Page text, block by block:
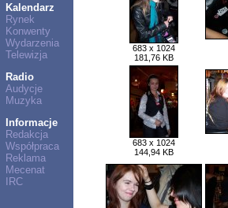
Kalendarz
Rynek
Konwenty
Wydarzenia
Telewizja
Radio
Audycje
Muzyka
Informacje
Redakcja
Współpraca
Reklama
Mecenat
IRC
683 x 1024
181,76 KB
683 x 1024
144,94 KB